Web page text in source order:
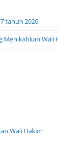
tahun 2026
Menikahkan Wali
Wali Hakim